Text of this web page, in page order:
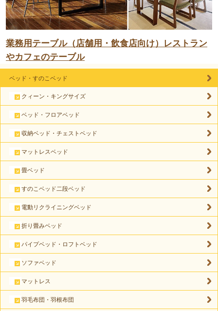
業務用テーブル（店舗用・飲食店向け）レストラン
やカフェのテーブル
ベッド・すのこベッド
クィーン・キングサイズ
ベッド・フロアベッド
収納ベッド・チェストベッド
マットレスベッド
畳ベッド
すのこベッド二段ベッド
電動リクライニングベッド
折り畳みベッド
パイプベッド・ロフトベッド
ソファベッド
マットレス
羽毛布団・羽根布団